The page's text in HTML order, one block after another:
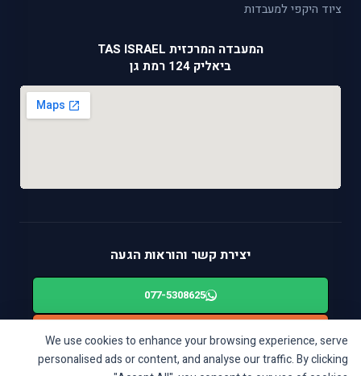
We use cookies to enhance your browsing experience, serve
personalised ads or content, and analyse our traffic. By clicking
ציוד היקפי למעבדות
המעבדה המרכזית TAS ISRAEL
ביאליק 124 רמת גן
יצירת קשר והוראות הגעה
077-5308625
✉️
alon@tas-israel.co.il
ניווט בWAZE: ביאליק 124, רמת גן